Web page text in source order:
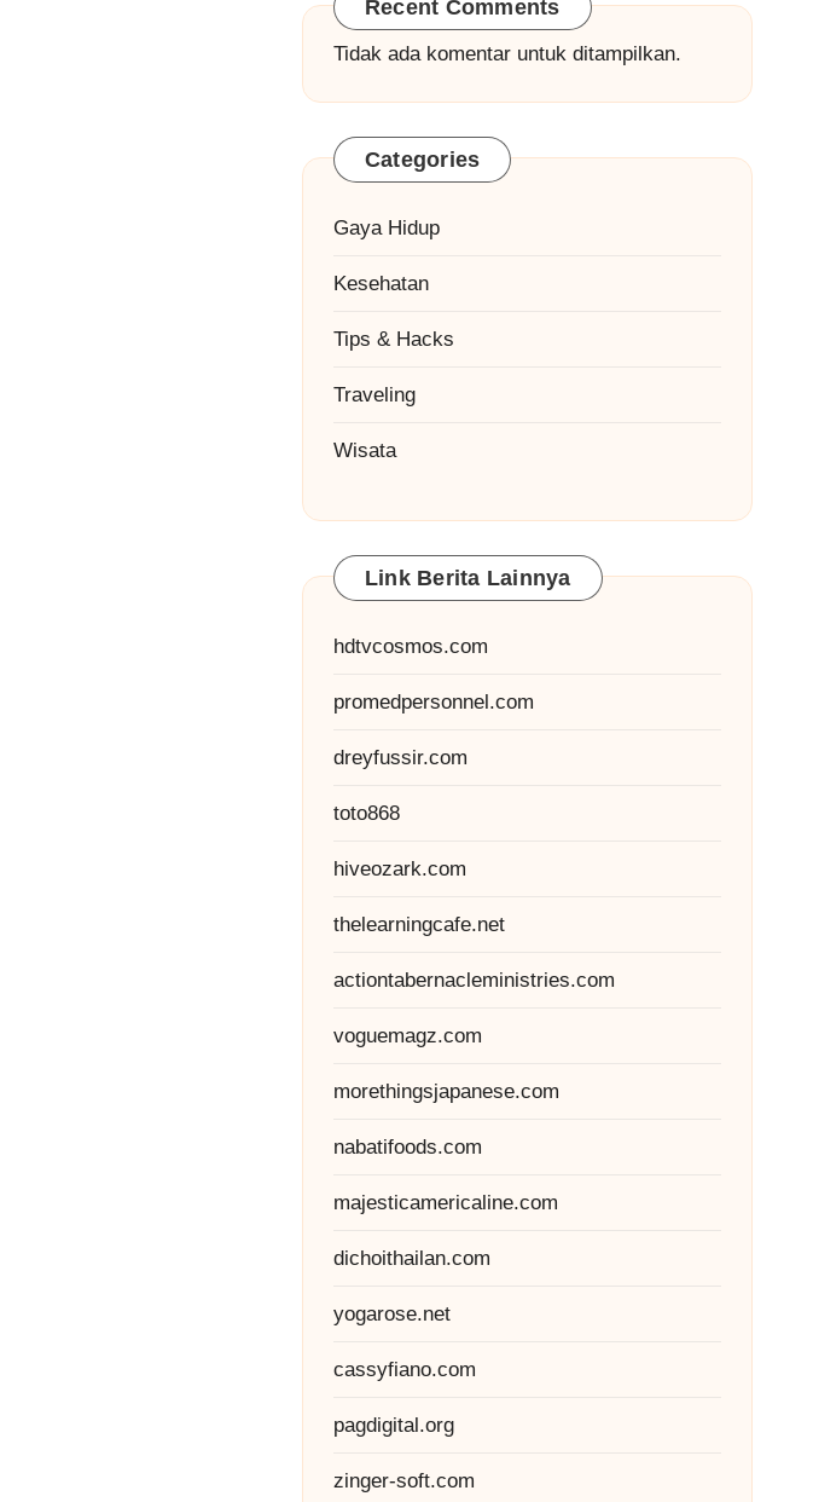
Recent Comments
Tidak ada komentar untuk ditampilkan.
Categories
Gaya Hidup
Kesehatan
Tips & Hacks
Traveling
Wisata
Link Berita Lainnya
hdtvcosmos.com
promedpersonnel.com
dreyfussir.com
toto868
hiveozark.com
thelearningcafe.net
actiontabernacleministries.com
voguemagz.com
morethingsjapanese.com
nabatifoods.com
majesticamericaline.com
dichoithailan.com
yogarose.net
cassyfiano.com
pagdigital.org
zinger-soft.com